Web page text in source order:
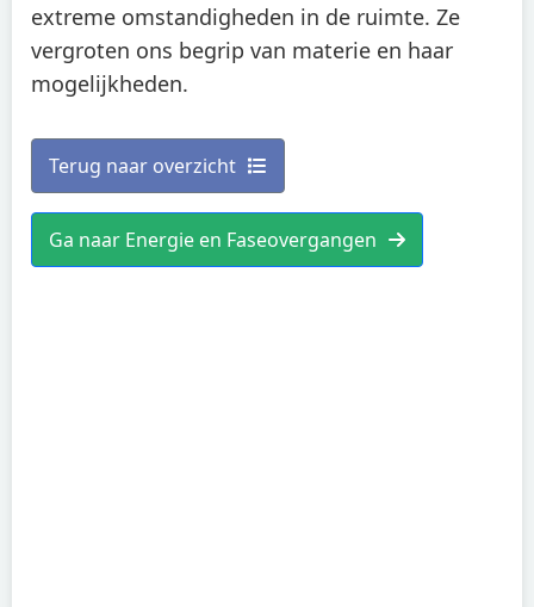
extreme omstandigheden in de ruimte. Ze
vergroten ons begrip van materie en haar
mogelijkheden.
Terug naar overzicht
Ga naar Energie en Faseovergangen